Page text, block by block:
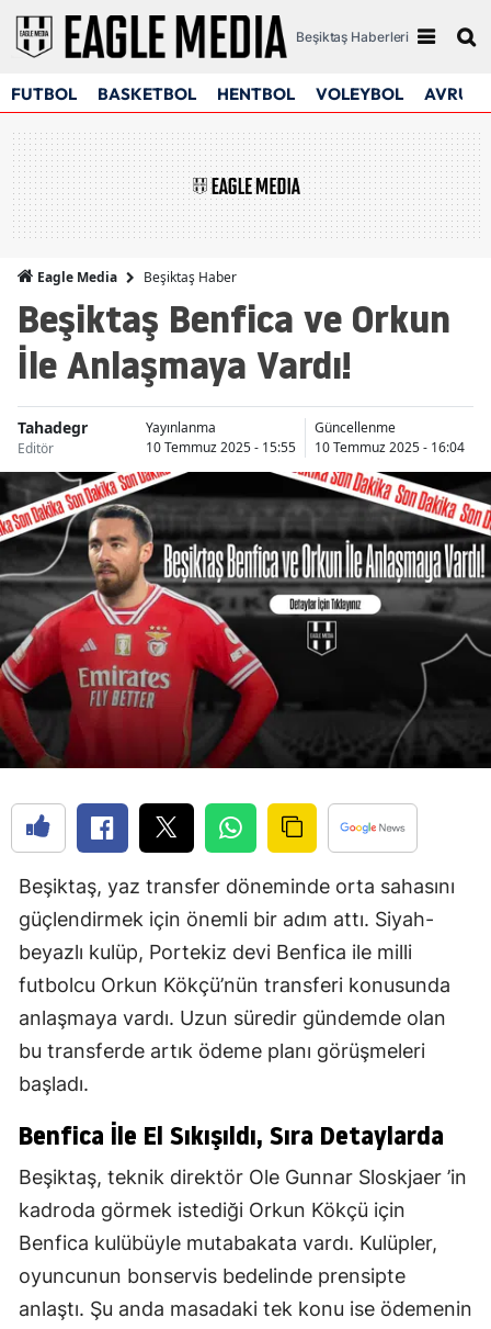
Beşiktaş Haberleri
FUTBOL BASKETBOL HENTBOL VOLEYBOL
Eagle Media Beşiktaş Haber
Beşiktaş Benfica ve Orkun
İle Anlaşmaya Vardı!
Tahadegr
Editör
Yayınlanma
10 Temmuz 2025 - 15:55
Güncellenme
10 Temmuz 2025 - 16:04
Beşiktaş, yaz transfer döneminde orta sahasını
güçlendirmek için önemli bir adım attı. Siyah-
beyazlı kulüp, Portekiz devi Benfica ile milli
futbolcu Orkun Kökçü’nün transferi konusunda
anlaşmaya vardı. Uzun süredir gündemde olan
bu transferde artık ödeme planı görüşmeleri
başladı.
Benfica İle El Sıkışıldı, Sıra Detaylarda
Beşiktaş, teknik direktör Ole Gunnar Sloskjaer ’in
kadroda görmek istediği Orkun Kökçü için
Benfica kulübüyle mutabakata vardı. Kulüpler,
oyuncunun bonservis bedelinde prensipte
anlaştı. Şu anda masadaki tek konu ise ödemenin